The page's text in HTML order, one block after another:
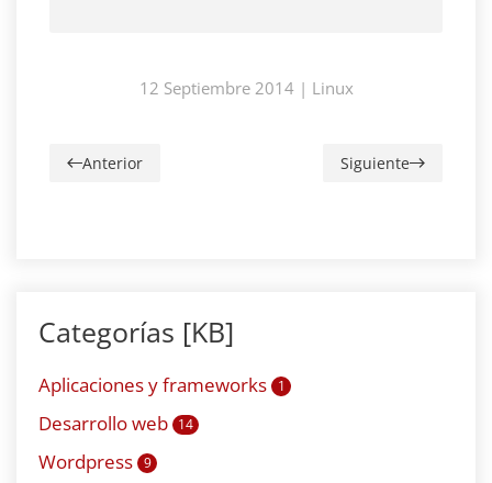
12 Septiembre 2014| Linux
Anterior Siguiente
Categorías [KB]
Aplicaciones y frameworks 1
Desarrollo web 14
Wordpress 9